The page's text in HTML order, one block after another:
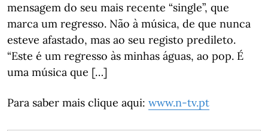
mensagem do seu mais recente “single”, que
marca um regresso. Não à música, de que nunca
esteve afastado, mas ao seu registo predileto.
“Este é um regresso às minhas águas, ao pop. É
uma música que […]
Para saber mais clique aqui: www.n-tv.pt